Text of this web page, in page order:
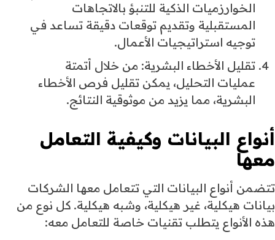
الخوارزميات الذكية للتنبؤ بالاتجاهات
المستقبلية وتقديم توقعات دقيقة تساعد في
توجيه استراتيجيات الأعمال.
تقليل الأخطاء البشرية: من خلال أتمتة
عمليات التحليل، يمكن تقليل فرص الأخطاء
البشرية، مما يزيد من موثوقية النتائج.
أنواع البيانات وكيفية التعامل
معها
تتضمن أنواع البيانات التي تتعامل معها الشركات
بيانات هيكلية، غير هيكلية، وشبه هيكلية. كل نوع من
هذه الأنواع يتطلب تقنيات خاصة للتعامل معه: